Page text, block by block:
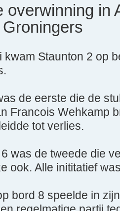
overwinning in
kwam Staunton 2 op
de eerste die de
Francois Wehkamp
tot verlies.
was de tweede die
ook. Alle inititatief
bord 8 speelde in